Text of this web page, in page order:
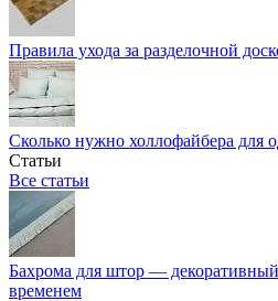
Правила ухода за разделочной
Сколько нужно холлофайбера для
Статьи
Все статьи
Бахрома для штор —
временем